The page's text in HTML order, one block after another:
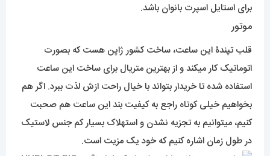
برای استایل اسپرت بانوان باشد.
موتور
قلب تپندۀ این ساعت، ساخت کشور ژاپن هست که بصورت
اتوماتیک کار میکند و از بهترین متریال برای ساخت این ساعت
استفاده شده تا خریدار بتواند با خیال راحت ازش لذت ببرد. اگر هم
بخواهیم خیلی کوتاه راجع به کیفیت بند این ساعت هم صحبت
کنیم، میتوانیم به تجزیه نشدن و استهلاک بسیار کم جنس لاستیک
در طول زمان اشاره کنیم که خود یک مزیت است.